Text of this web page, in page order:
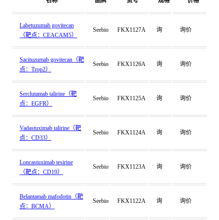
Labetuzumab govitecan
（靶点：CEACAM5）
Seebio FKX1127A 询 询价
Sacituzumab govitecan（靶
点：Trop2）
Seebio FKX1126A 询 询价
Serclutamab talirine（靶
点：EGFR）
Seebio FKX1125A 询 询价
Vadastuximab talirine（靶
点：CD33）
Seebio FKX1124A 询 询价
Loncastuximab tesirine
（靶点：CD19）
Seebio FKX1123A 询 询价
Belantamab mafodotin（靶
点：BCMA）
Seebio FKX1122A 询 询价